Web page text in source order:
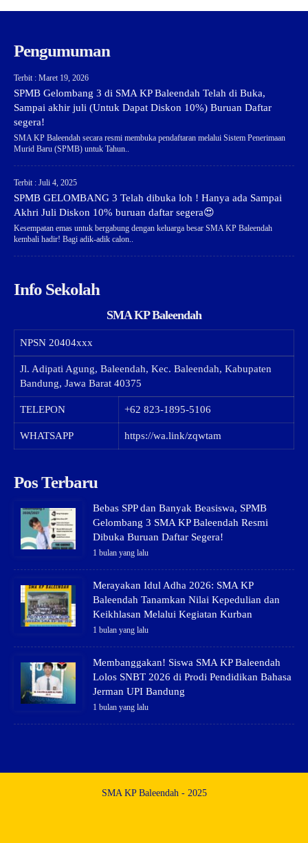
Pengumuman
Terbit : Maret 19, 2026
SPMB Gelombang 3 di SMA KP Baleendah Telah di Buka,
Sampai akhir juli (Untuk Dapat Diskon 10%) Buruan Daftar
segera!
SMA KP Baleendah secara resmi membuka pendaftaran melalui Sistem Penerimaan
Murid Baru (SPMB) untuk Tahun..
Terbit : Juli 4, 2025
SPMB GELOMBANG 3 Telah dibuka loh ! Hanya ada Sampai
Akhri Juli Diskon 10% buruan daftar segera😍
Kesempatan emas untuk bergabung dengan keluarga besar SMA KP Baleendah
kembali hadir! Bagi adik-adik calon..
Info Sekolah
SMA KP Baleendah
NPSN 20404xxx
Jl. Adipati Agung, Baleendah, Kec. Baleendah, Kabupaten
Bandung, Jawa Barat 40375
TELEPON +62 823-1895-5106
WHATSAPP https://wa.link/zqwtam
Pos Terbaru
Bebas SPP dan Banyak Beasiswa, SPMB
Gelombang 3 SMA KP Baleendah Resmi
Dibuka Buruan Daftar Segera!
1 bulan yang lalu
Merayakan Idul Adha 2026: SMA KP
Baleendah Tanamkan Nilai Kepedulian dan
Keikhlasan Melalui Kegiatan Kurban
1 bulan yang lalu
Membanggakan! Siswa SMA KP Baleendah
Lolos SNBT 2026 di Prodi Pendidikan Bahasa
Jerman UPI Bandung
1 bulan yang lalu
SMA KP Baleendah - 2025